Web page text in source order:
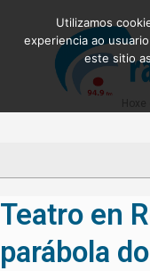
Teatro en
parábola
Utilizamos
experiencia ao
este sitio